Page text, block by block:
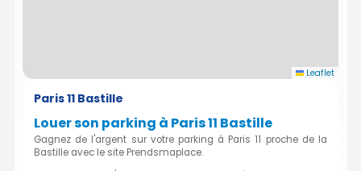
Leaflet
Paris 11 Bastille
Louer son parking à Paris 11 Bastille
Gagnez de l'argent sur votre parking à Paris 11 proche de la
Bastille avec le site Prendsmaplace.